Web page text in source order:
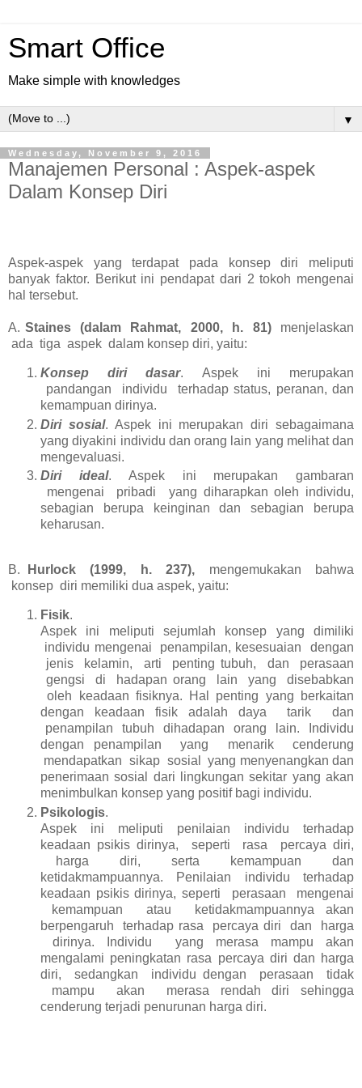
Smart Office
Make simple with knowledges
▼
Wednesday, November 9, 2016
Manajemen Personal : Aspek-aspek
Dalam Konsep Diri
Aspek-aspek yang terdapat pada konsep diri meliputi
banyak faktor. Berikut ini pendapat dari 2 tokoh mengenai
hal tersebut.
A. Staines (dalam Rahmat, 2000, h. 81)menjelaskan
ada tiga aspek dalam konsep diri, yaitu:
Konsep diri dasar. Aspek ini merupakan
pandangan individu terhadap status, peranan, dan
kemampuan dirinya.
Diri sosial. Aspek ini merupakan diri sebagaimana
yang diyakini individu dan orang lain yang melihat dan
mengevaluasi.
Diri ideal. Aspek ini merupakan gambaran
mengenai pribadi yang diharapkan oleh individu,
sebagian berupa keinginan dan sebagian berupa
keharusan.
B. Hurlock (1999, h. 237), mengemukakan bahwa
konsep diri memiliki dua aspek, yaitu:
Fisik.
Aspek ini meliputi sejumlah konsep yang dimiliki
individu mengenai penampilan, kesesuaian dengan
jenis kelamin, arti penting tubuh, dan perasaan
gengsi di hadapan orang lain yang disebabkan
oleh keadaan fisiknya. Hal penting yang berkaitan
dengan keadaan fisik adalah daya tarik dan
penampilan tubuh dihadapan orang lain. Individu
dengan penampilan yang menarik cenderung
mendapatkan sikap sosial yang menyenangkan dan
penerimaan sosial dari lingkungan sekitar yang akan
menimbulkan konsep yang positif bagi individu.
Psikologis.
Aspek ini meliputi penilaian individu terhadap
keadaan psikis dirinya, seperti rasa percaya diri,
harga diri, serta kemampuan dan
ketidakmampuannya. Penilaian individu terhadap
keadaan psikis dirinya, seperti perasaan mengenai
kemampuan atau ketidakmampuannya akan
berpengaruh terhadap rasa percaya diri dan harga
dirinya. Individu yang merasa mampu akan
mengalami peningkatan rasa percaya diri dan harga
diri, sedangkan individu dengan perasaan tidak
mampu akan merasa rendah diri sehingga
cenderung terjadi penurunan harga diri.